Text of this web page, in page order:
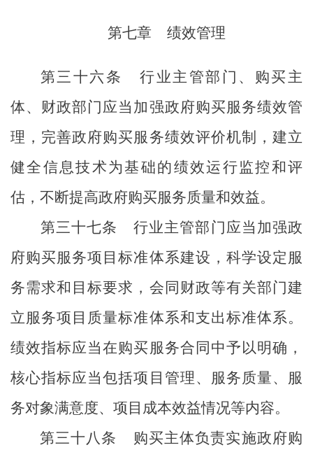
第七章 绩效管理
第三十六条
行业主管部门、购买主
体、财政部门应当加强政府购买服务绩效管
理，完善政府购买服务绩效评价机制，建立
健全信息技术为基础的绩效运行监控和评
估，不断提高政府购买服务质量和效益。
第三十七条
行业主管部门应当加强政
府购买服务项目标准体系建设，科学设定服
务需求和目标要求，会同财政等有关部门建
立服务项目质量标准体系和支出标准体系。
绩效指标应当在购买服务合同中予以明确，
核心指标应当包括项目管理、服务质量、服
务对象满意度、项目成本效益情况等内容。
第三十八条
购买主体负责实施政府购